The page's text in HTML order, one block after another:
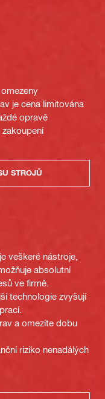
je cena limitována
opravě
STROJŮ
veškeré nástroje,
absolutní
ve firmě.
technologie zvyšují
a omezíte dobu
riziko nenadálých